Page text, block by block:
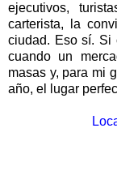
ejecutivos,
carterista, la
ciudad. Eso sí. Si
cuando un
masas y, para mi
año, el lugar